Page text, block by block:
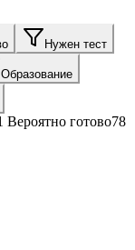
Нужен тест
Образование
Вероятно готово78